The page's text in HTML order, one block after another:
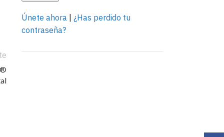
Únete ahora| ¿Has perdido tu
contraseña?